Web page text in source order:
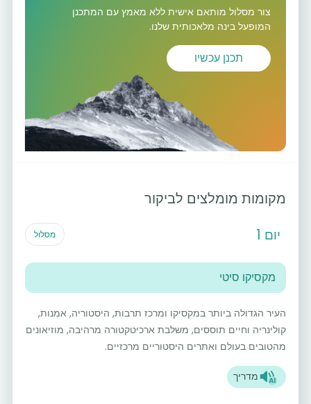
צור מסלול מותאם אישית ללא מאמץ עם המתכנן
המופעל בינה מלאכותית שלנו.
תכנן עכשיו
מקומות מומלצים לביקור
יום 1 מסלול
מקסיקו סיטי
העיר הגדולה ביותר במקסיקו ומרכז תרבות, היסטוריה, אמנות,
קולינריה וחיים תוססים, משלבת ארכיטקטורה מרהיבה, מוזיאונים
מהטובים בעולם ואתרים היסטוריים מרכזיים.
מדריך